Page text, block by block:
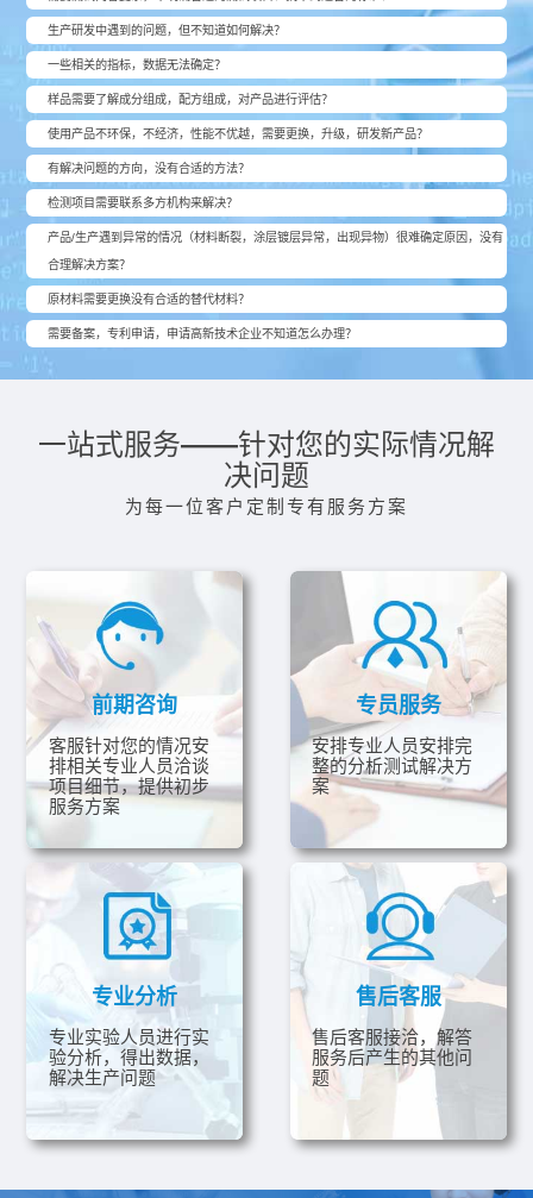
生产研发中遇到的问题，但不知道如何解决？
一些相关的指标，数据无法确定？
样品需要了解成分组成，配方组成，对产品进行评估？
使用产品不环保，不经济，性能不优越，需要更换，升级，研发新产品？
有解决问题的方向，没有合适的方法？
检测项目需要联系多方机构来解决？
产品/生产遇到异常的情况（材料断裂，涂层镀层异常，出现异物）很难确定原因，没有
合理解决方案？
原材料需要更换没有合适的替代材料？
需要备案，专利申请，申请高新技术企业不知道怎么办理？
一站式服务——针对您的实际情况解
决问题
为每一位客户定制专有服务方案
前期咨询
客服针对您的情况安
排相关专业人员洽谈
项目细节，提供初步
服务方案
专员服务
安排专业人员安排完
整的分析测试解决方
案
专业分析
专业实验人员进行实
验分析，得出数据，
解决生产问题
售后客服
售后客服接洽，解答
服务后产生的其他问
题